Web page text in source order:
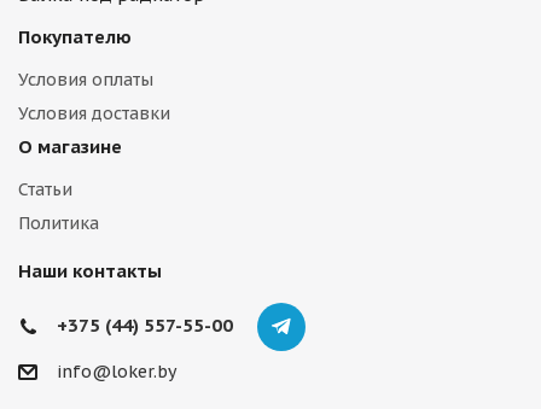
Покупателю
Условия оплаты
Условия доставки
О магазине
Статьи
Политика
Наши контакты
+375 (44) 557-55-00
info@loker.by